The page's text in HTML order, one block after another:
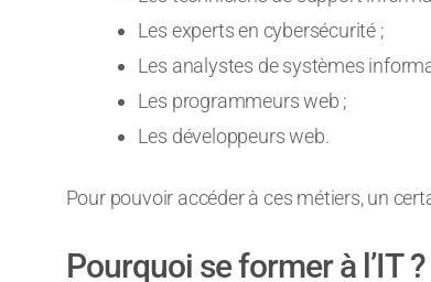
Les experts en cybersécurité ;
Les analystes de systèmes
Les programmeurs web ;
Les développeurs web.
Pour pouvoir accéder à ces métiers, un
Pourquoi se former à l’IT ?